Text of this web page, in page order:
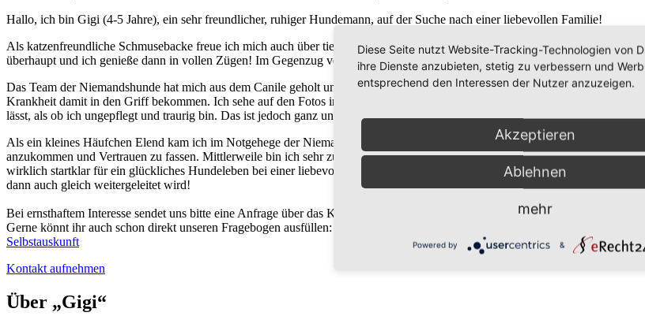
Hallo, ich bin Gigi (4-5 Jahre), ein sehr freundlicher, ruhiger Hundemann, auf der Suche nach einer liebevollen Familie!
Als katzenfreundliche Schmusebacke freue ich mich auch über tierische Mitbewohner und vor allem auf Menschen, die mir
überhaupt und ich genieße dann in vollen Zügen! Im Gegenzug verschenke ich mein Herz und bin ein Freund, der mit seiner
Das Team der Niemandshunde hat mich aus dem Canile geholt und mir damit nicht nur das Leben, sondern auch mein
Krankheit damit in den Griff bekommen. Ich sehe auf den Fotos immer etwas „verheult“ aus – was allerdings an der
lässt, als ob ich ungepflegt und traurig bin. Das ist jedoch ganz und gar nicht der Fall.
Als ein kleines Häufchen Elend kam ich im Notgehege der Niemandshunde an, geprägt von meinen erschreckenden
anzukommen und Vertrauen zu fassen. Mittlerweile bin ich sehr zutraulich, freue mich über meinen Ausgang im Notgehege
wirklich startklar für ein glückliches Hundeleben bei einer liebevollen Familie. Sucht ihr noch ein liebes und loyales
dann auch gleich weitergeleitet wird!
Bei ernsthaftem Interesse sendet uns bitte eine Anfrage über das Kontaktformular.
Gerne könnt ihr auch schon direkt unseren Fragebogen ausfüllen:
Selbstauskunft
Kontakt aufnehmen
Über „Gigi“
Diese Seite nutzt Website-Tracking-Technologien von
ihre Dienste anzubieten, stetig zu verbessern und
entsprechend den Interessen der Nutzer anzuzeigen.
Akzeptieren
Ablehnen
mehr
Powered by &